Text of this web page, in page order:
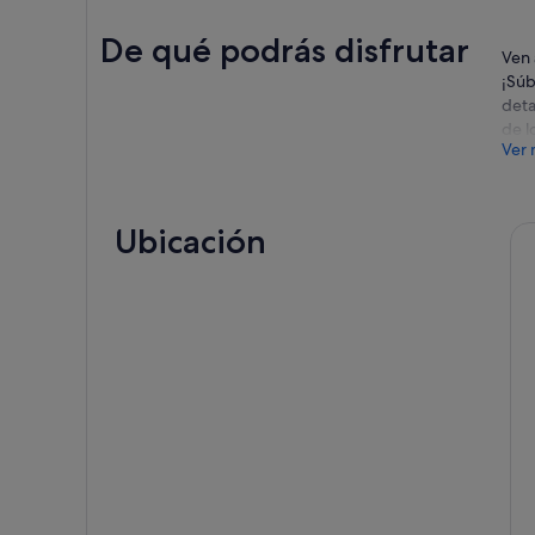
De qué podrás disfrutar
Ven
de
Ver
Ubicación